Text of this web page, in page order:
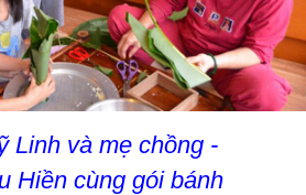
Linh và mẹ chồng -
Hiền cùng gói bánh